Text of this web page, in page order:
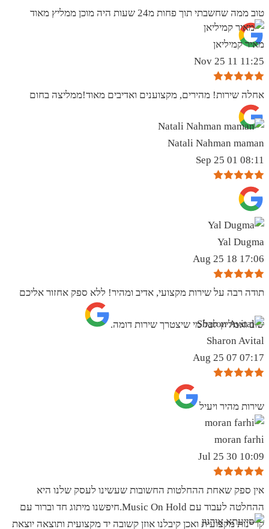
טוב ממה שחשבתי תוך פחות מ24 שעות היה מוכן ממליץ מאוד
מאיר קמיליאן
11:25 11 Nov 25
אחלה שירות! מהירים, מקצוענים ואדיבים מאוד!ממליצה בחום
Natali Nahman maman
08:11 01 Sep 25
Yal Dugma
17:06 18 Aug 25
תודה רבה על שירות מקצועי, אדיב ומהיר! ללא ספק אחזור אליכם
שוב ואמליץ לכל מי שיצטרך שירות דומה.
Sharon Avital
07:17 07 Aug 25
שירות מהיר ויעיל
moran farhi
10:09 30 Jul 25
אין ספק שאחת ההחלטות החשובות שעשינו לעסק שלנו היא
ההחלטה לעבוד עם Music On Hold.חיפשנו מיתוג חד וברור עם
קריינות מקצועית ואכן קיבלנו אוזן קשובה יד מקצועית ותוצאה יוצאת